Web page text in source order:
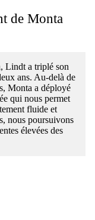
de Monta
Lindt a triplé son
ans. Au-delà de
Monta a déployé
qui nous permet
fluide et
nous poursuivons
élevées des